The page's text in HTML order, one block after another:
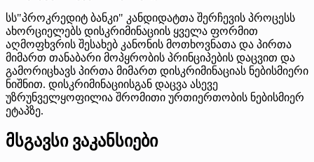
სს"პროკრედიტ ბანკი" კანდიდატთა შერჩევის პროცესს
ახორციელებს დისკრიმინაციის ყველა ფორმით
აღმოფხვრის შესახებ კანონის მოთხოვნათა და პირთა
მიმართ თანაბარი მოპყრობის პრინციპების დაცვით და
გამორიცხავს პირთა მიმართ დისკრიმინაციას ნებისმიერი
ნიშნით. დისკრიმინაციისგან დაცვა ასევე
უზრუნველყოფილია შრომითი ურთიერთობის ნებისმიერ
ეტაპზე.
მსგავსი ვაკანსიები